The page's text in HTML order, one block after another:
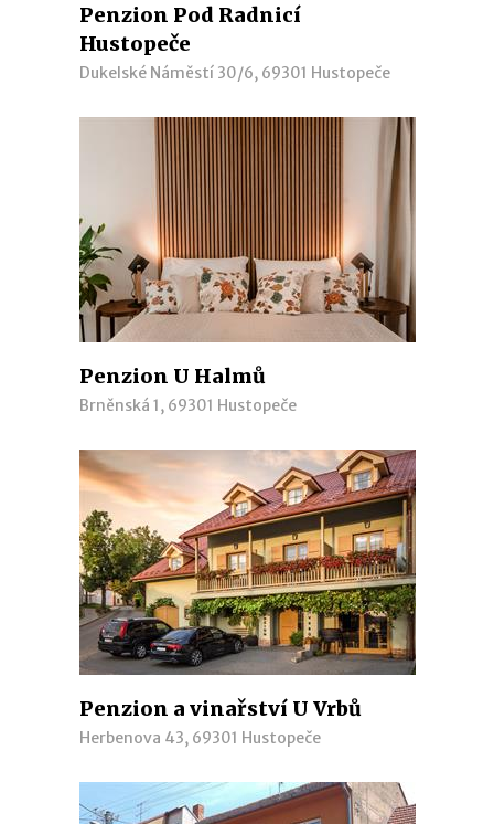
Penzion Pod Radnicí
Hustopeče
Dukelské Náměstí 30/6, 69301 Hustopeče
Penzion U Halmů
Brněnská 1, 69301 Hustopeče
Penzion a vinařství U Vrbů
Herbenova 43, 69301 Hustopeče